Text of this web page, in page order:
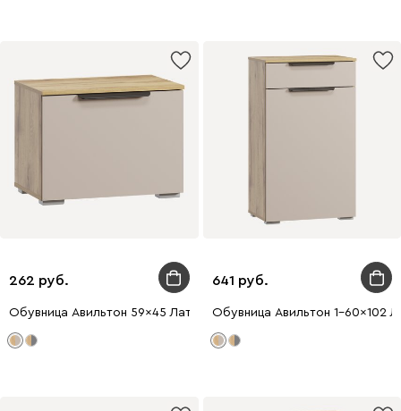
262
Обувница Авильтон 59x45 Латте
641
Обувница Авильтон 1-60x102